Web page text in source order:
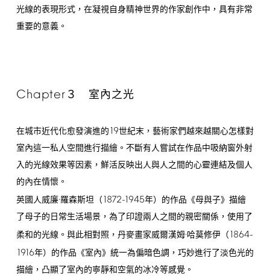
光線的表現形式，在凝視自身精神世界的作家創作中，具有非常
重要的意義。
Chapter ３ 室內之光
在城市近代化愈發演進的19世紀末，藝術家們越來越關心怎樣對
室內這一私人空間進行描繪。不斷有人嘗試在作品中吸納窗外射
入的光線效果等因素，鮮活反映出人與人之間的心靈連結及個人
的內在情懷。
英國人威廉·羅森斯坦（1872-1945年）的作品《母與子》描繪
了母子的日常生活場景，為了印證兩人之間的親密關係，使用了
柔和的光線。與此相對照，丹麥畫家威爾漢姆·哈莫修伊（1864-
1916年）的作品《室內》統一為偏暗色調，巧妙進行了淡色光的
描繪，凸顯了室內的寧靜和空氣的冰冷等感覺。